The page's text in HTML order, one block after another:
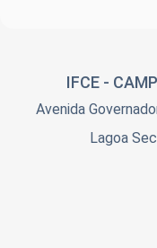
IFCE -
Avenida
Lagoa